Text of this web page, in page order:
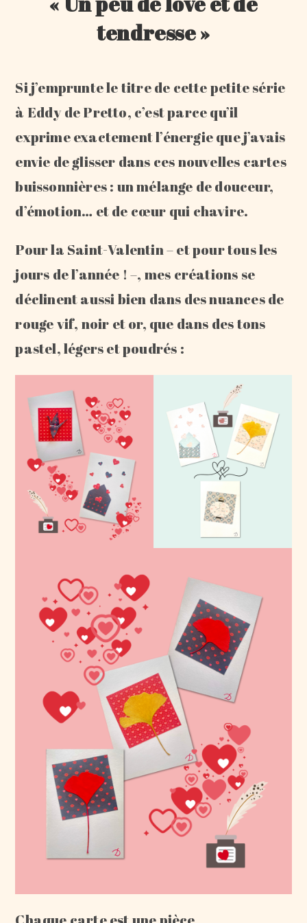
tendresse »
Si j’emprunte le titre de cette petite série
à Eddy de Pretto, c’est parce qu’il
exprime exactement l’énergie que j’avais
envie de glisser dans ces nouvelles cartes
buissonnières : un mélange de douceur,
d’émotion… et de cœur qui chavire.
Pour la Saint-Valentin – et pour tous les
jours de l’année ! –, mes créations se
déclinent aussi bien dans des nuances de
rouge vif, noir et or, que dans des tons
pastel, légers et poudrés :